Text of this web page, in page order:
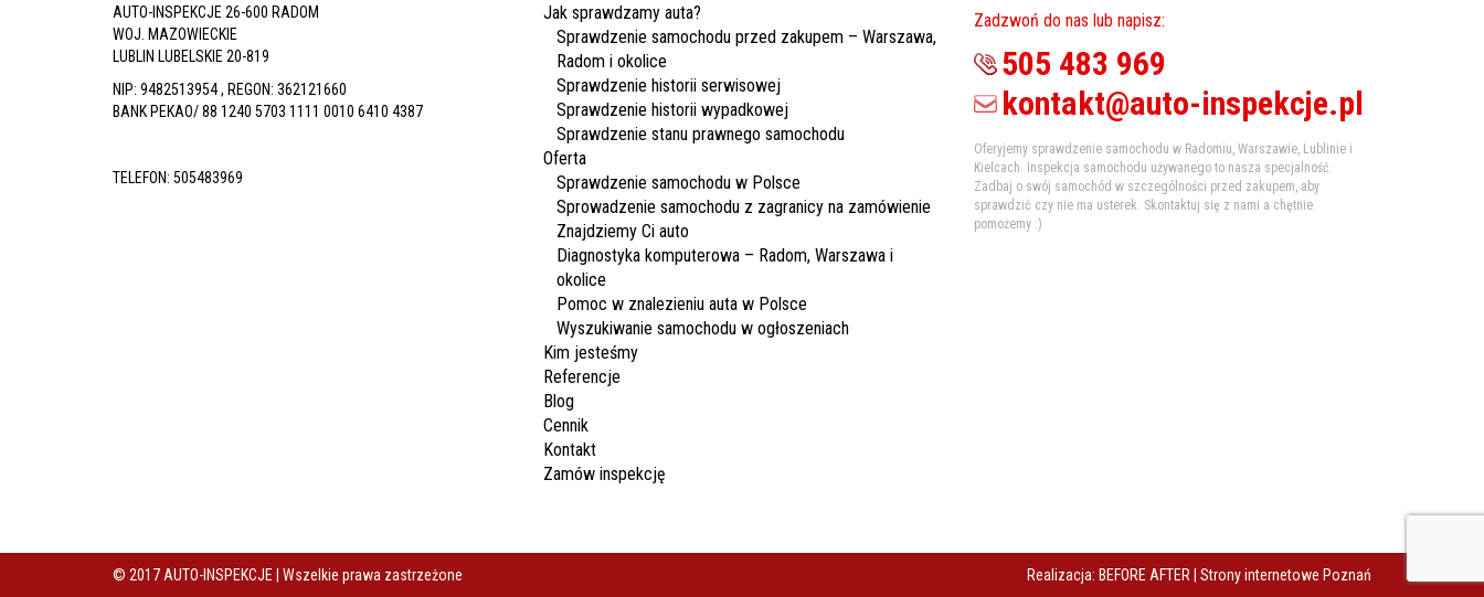
AUTO-INSPEKCJE 26-600 RADOM
WOJ. MAZOWIECKIE
LUBLIN LUBELSKIE 20-819
NIP: 9482513954 , REGON: 362121660
BANK PEKAO/ 88 1240 5703 1111 0010 6410 4387
TELEFON: 505483969
Jak sprawdzamy auta?
Sprawdzenie samochodu przed zakupem – Warszawa,
Radom i okolice
Sprawdzenie historii serwisowej
Sprawdzenie historii wypadkowej
Sprawdzenie stanu prawnego samochodu
Oferta
Sprawdzenie samochodu w Polsce
Sprowadzenie samochodu z zagranicy na zamówienie
Znajdziemy Ci auto
Diagnostyka komputerowa – Radom, Warszawa i
okolice
Pomoc w znalezieniu auta w Polsce
Wyszukiwanie samochodu w ogłoszeniach
Kim jesteśmy
Referencje
Blog
Cennik
Kontakt
Zamów inspekcję
Zadzwoń do nas lub napisz:
505 483 969
kontakt@auto-inspekcje.pl
Oferyjemy sprawdzenie samochodu w Radomiu, Warszawie, Lublinie i
Kielcach. Inspekcja samochodu używanego to nasza specjalność.
Zadbaj o swój samochód w szczególności przed zakupem, aby
sprawdzić czy nie ma usterek. Skontaktuj się z nami a chętnie
pomożemy :)
© 2017 AUTO-INSPEKCJE | Wszelkie prawa zastrzeżone Realizacja: BEFORE AFTER | Strony internetowe Poznań